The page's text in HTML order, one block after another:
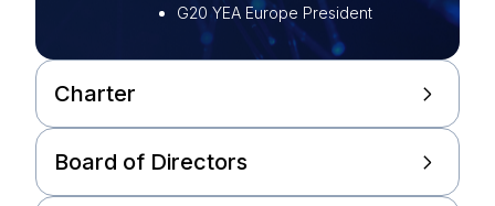
G20 YEA Europe President
Charter
Board of Directors